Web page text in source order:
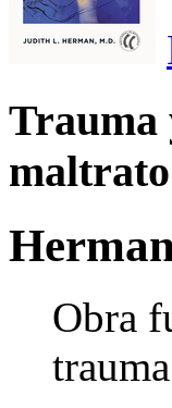
Trauma
Obra
trauma